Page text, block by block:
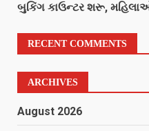
બુકિંગ કાઉન્ટર શરૂ,
RECENT COMMENTS
ARCHIVES
August 2026